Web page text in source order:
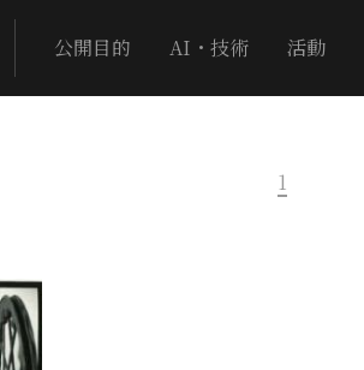
公開目的 AI・技術 活動
1